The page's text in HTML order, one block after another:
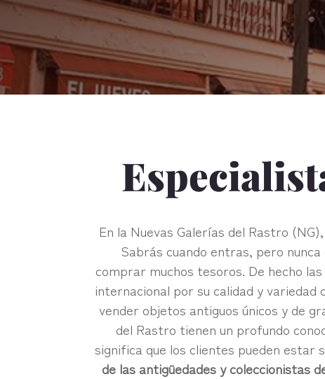
En la Nuevas Galerías del Rastro
Sabrás cuando entras, pero
comprar muchos tesoros. De hecho
internacional por su calidad y
vender objetos antiguos únicos y de
del Rastro tienen un profundo
significa que los clientes pueden estar
de las antigüedades y coleccionistas